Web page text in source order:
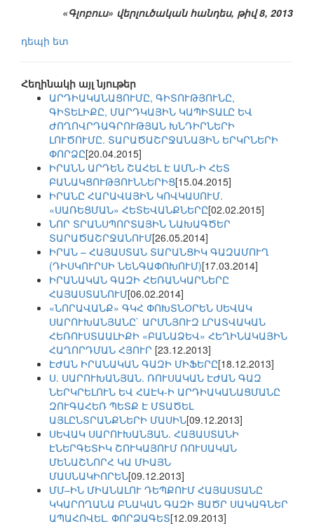
«Գլոբուս» վերլուծական հանդես, թիվ 8, 2013
դեպի ետ
Հեղինակի այլ նյութեր
ԱՐԴԻԱԿԱՆԱՑՈՒՄԸ, ԳԻՏՈՒԹՅՈՒՆԸ,
ԳԻՏԵԼԻՔԸ, ՄԱՐԴԿԱՅԻՆ ԿԱՊԻՏԱԼԸ ԵՎ
ԺՈՂՈՎՐԴԱԳՐՈՒԹՅԱՆ ԽՆԴԻՐՆԵՐԻ
ԼՈՒԾՈՒՄԸ. ՏԱՐԱԾԱՇՐՋԱՆԱՅԻՆ ԵՐԿՐՆԵՐԻ
ՓՈՐՁԸ[20.04.2015]
ԻՐԱՆՆ ԱՐԴԵՆ ՇԱՀԵԼ Է ԱՄՆ-Ի ՀԵՏ
ԲԱՆԱԿՑՈՒԹՅՈՒՆՆԵՐԻՑ[15.04.2015]
ԻՐԱՆԸ ՀԱՐԱՎԱՅԻՆ ԿՈՎԿԱՍՈՒՄ.
«ՍԱՌԵՑՄԱՆ» ՀԵՏԵՎԱՆՔՆԵՐԸ[02.02.2015]
ՆՈՐ ՏՐԱՆՍՊՈՐՏԱՅԻՆ ՆԱԽԱԳԾԵՐ
ՏԱՐԱԾԱՇՐՋԱՆՈՒՄ[26.05.2014]
ԻՐԱՆ – ՀԱՅԱՍՏԱՆ ՏԱՐԱՆՑԻԿ ԳԱԶԱՄՈՒՂ
(ԴԻՍԿՈՒՐՍԻ ՆԵՆԳԱՓՈԽՈՒՄ)[17.03.2014]
ԻՐԱՆԱԿԱՆ ԳԱԶԻ ՀԵՌԱՆԿԱՐՆԵՐԸ
ՀԱՅԱՍՏԱՆՈՒՄ[06.02.2014]
«ՆՈՐԱՎԱՆՔ» ԳԿՀ ՓՈԽՏՆՕՐԵՆ ՍԵՎԱԿ
ՍԱՐՈՒԽԱՆՅԱՆԸ` ԱՐՄՆՅՈՒԶ ԼՐԱՏՎԱԿԱՆ
ՀԵՌՈՒՍՏԱԱԼԻՔԻ «ԲԱՆԱՁԵՎ» ՀԵՂԻՆԱԿԱՅԻՆ
ՀԱՂՈՐԴՄԱՆ ՀՅՈՒՐ [23.12.2013]
ԷԺԱՆ ԻՐԱՆԱԿԱՆ ԳԱԶԻ ՄԻՖԵՐԸ[18.12.2013]
Ս. ՍԱՐՈՒԽԱՆՅԱՆ. ՌՈՒՍԱԿԱՆ ԷԺԱՆ ԳԱԶ
ՆԵՐԿՐԵԼՈՒՆ ԵՎ ՀԱԷԿ-Ի ԱՐԴԻԱԿԱՆԱՑՄԱՆԸ
ԶՈՒԳԱՀԵՌ ՊԵՏՔ Է ՄՏԱԾԵԼ
ԱՅԼԸՆՏՐԱՆՔՆԵՐԻ ՄԱՍԻՆ[09.12.2013]
ՍԵՎԱԿ ՍԱՐՈՒԽԱՆՅԱՆ. ՀԱՅԱՍՏԱՆԻ
ԷՆԵՐԳԵՏԻԿ ՇՈՒԿԱՅՈՒՄ ՌՈՒՍԱԿԱՆ
ՄԵՆԱՇՆՈՐՀ ԿԱ ՄԻԱՅՆ
ՄԱՍՆԱԿԻՈՐԵՆ[09.12.2013]
ՄՄ–ԻՆ ՄԻԱՆԱԼՈՒ ԴԵՊՔՈՒՄ ՀԱՅԱՍՏԱՆԸ
ԿԿԱՐՈՂԱՆԱ ԲՆԱԿԱՆ ԳԱԶԻ ՑԱԾՐ ՍԱԿԱԳՆԵՐ
ԱՊԱՀՈՎԵԼ. ՓՈՐՁԱԳԵՏ[12.09.2013]